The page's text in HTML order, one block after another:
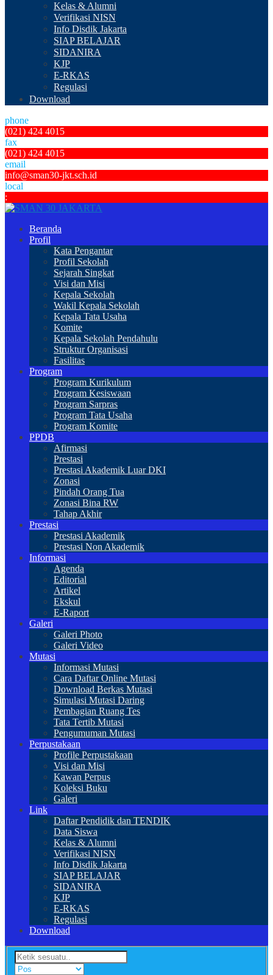
Kelas & Alumni
Verifikasi NISN
Info Disdik Jakarta
SIAP BELAJAR
SIDANIRA
KJP
E-RKAS
Regulasi
Download
phone
(021) 424 4015
fax
(021) 424 4015
email
info@sman30-jkt.sch.id
local
:
Beranda
Profil
Kata Pengantar
Profil Sekolah
Sejarah Singkat
Visi dan Misi
Kepala Sekolah
Wakil Kepala Sekolah
Kepala Tata Usaha
Komite
Kepala Sekolah Pendahulu
Struktur Organisasi
Fasilitas
Program
Program Kurikulum
Program Kesiswaan
Program Sarpras
Program Tata Usaha
Program Komite
PPDB
Afirmasi
Prestasi
Prestasi Akademik Luar DKI
Zonasi
Pindah Orang Tua
Zonasi Bina RW
Tahap Akhir
Prestasi
Prestasi Akademik
Prestasi Non Akademik
Informasi
Agenda
Editorial
Artikel
Ekskul
E-Raport
Galeri
Galeri Photo
Galeri Video
Mutasi
Informasi Mutasi
Cara Daftar Online Mutasi
Download Berkas Mutasi
Simulasi Mutasi Daring
Pembagian Ruang Tes
Tata Tertib Mutasi
Pengumuman Mutasi
Perpustakaan
Profile Perpustakaan
Visi dan Misi
Kawan Perpus
Koleksi Buku
Galeri
Link
Daftar Pendidik dan TENDIK
Data Siswa
Kelas & Alumni
Verifikasi NISN
Info Disdik Jakarta
SIAP BELAJAR
SIDANIRA
KJP
E-RKAS
Regulasi
Download